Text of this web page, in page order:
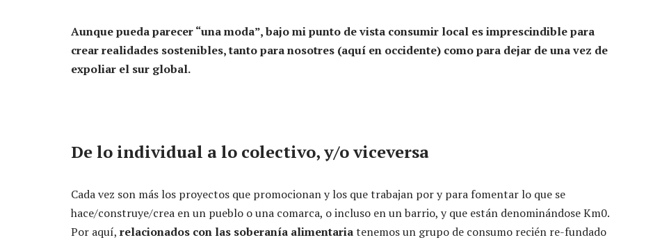
Aunque pueda parecer “una moda”, bajo mi punto de vista consumir local es imprescindible para
crear realidades sostenibles, tanto para nosotres (aquí en occidente) como para dejar de una vez de
expoliar el sur global.
De lo individual a lo colectivo, y/o viceversa
Cada vez son más los proyectos que promocionan y los que trabajan por y para fomentar lo que se
hace/construye/crea en un pueblo o una comarca, o incluso en un barrio, y que están denominándose Km0.
Por aquí, relacionados con las soberanía alimentariatenemos un grupo de consumo recién re-fundado